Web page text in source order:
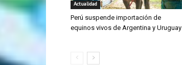
Actualidad
Perú suspende importación de
equinos vivos de Argentina y Uruguay